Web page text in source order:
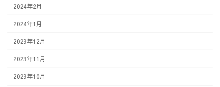
2024年2月
2024年1月
2023年12月
2023年11月
2023年10月